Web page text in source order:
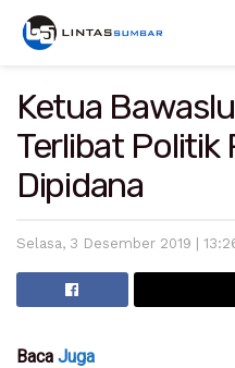
Ketua
Terlibat Politik
Dipidana
Selasa, 3 Desember 2019 |
Baca Juga